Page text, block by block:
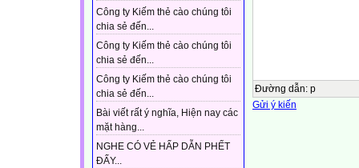
Công ty Kiếm thẻ cào chúng tôi
chia sẻ đến...
Công ty Kiếm thẻ cào chúng tôi
chia sẻ đến...
Công ty Kiếm thẻ cào chúng tôi
chia sẻ đến...
Bài viết rất ý nghĩa, Hiện nay các
mặt hàng...
NGHE CÓ VẺ HẤP DẪN PHẾT
ĐẤY...
Đường dẫn: p
Gửi ý kiến